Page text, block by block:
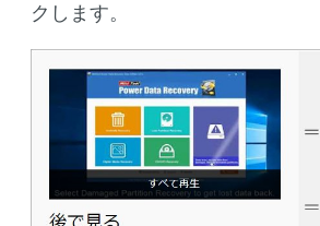
クします。